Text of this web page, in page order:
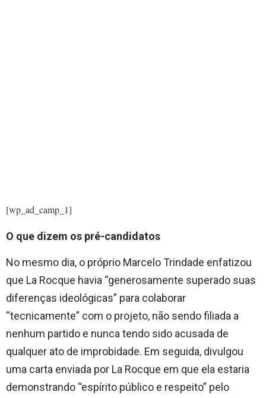
[wp_ad_camp_1]
O que dizem os pré-candidatos
No mesmo dia, o próprio Marcelo Trindade enfatizou
que La Rocque havia “generosamente superado suas
diferenças ideológicas” para colaborar
“tecnicamente” com o projeto, não sendo filiada a
nenhum partido e nunca tendo sido acusada de
qualquer ato de improbidade. Em seguida, divulgou
uma carta enviada por La Rocque em que ela estaria
demonstrando “espírito público e respeito” pelo